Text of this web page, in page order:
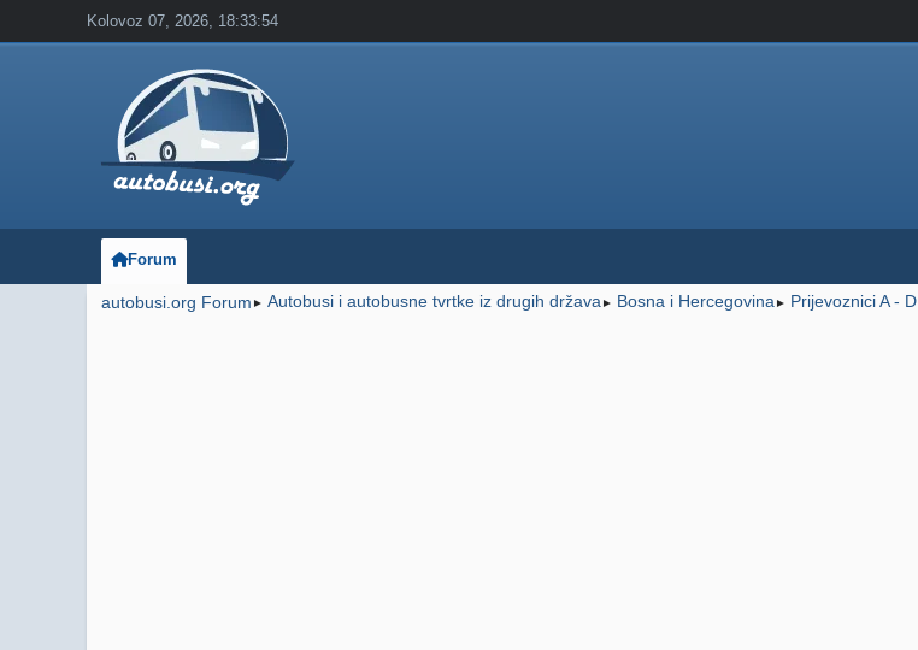
Kolovoz 07, 2026, 18:33:54
Forum
autobusi.org Forum ► Autobusi i autobusne tvrtke iz drugih država ► Bosna i Hercegovina ► Prijevoznici A - D